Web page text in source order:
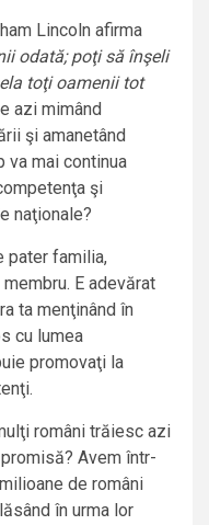
Lincoln afirma
odată; poţi să înşeli
toţi oamenii tot
azi mimând
şi amanetând
va mai continua
şi
naţionale?
pater familia,
E adevărat
ta menţinând în
cu lumea
promovaţi la
români trăiesc azi
Avem într-
de români
în urma lor